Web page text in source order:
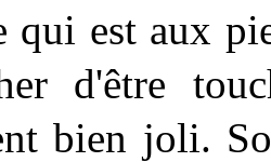
qui est aux
d'être
bien joli.